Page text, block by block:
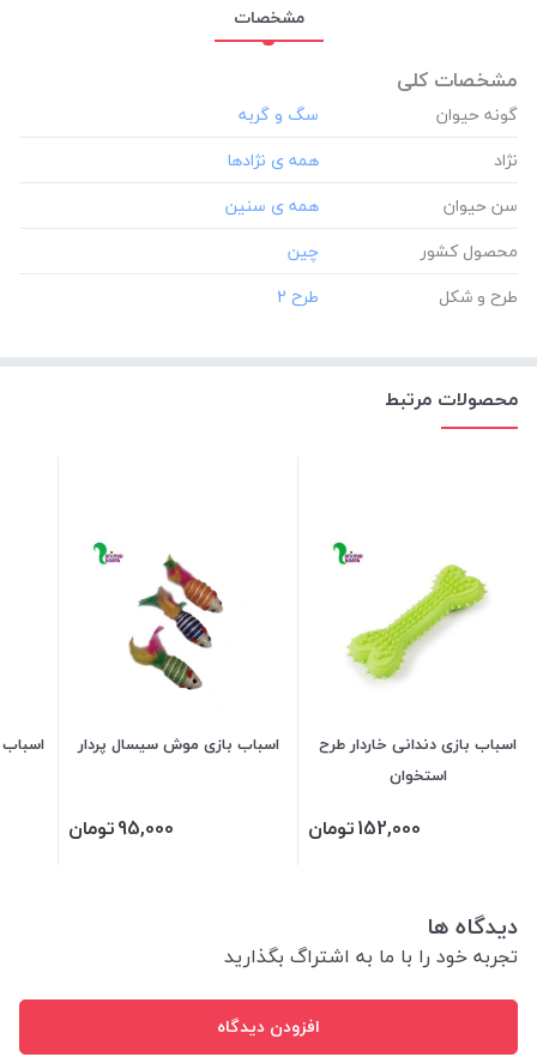
مشخصات
مشخصات کلی
گونه حیوان
نژاد
سن حیوان
محصول کشور
طرح و شکل
محصولات مرتبط
اسباب بازی دندانی خاردار طرح
استخوان
152,000تومان
اسباب بازی موش سیسال پردار
95,000تومان
دیدگاه ها
تجربه خود را با ما به اشتراگ بگذارید
افزودن دیدگاه